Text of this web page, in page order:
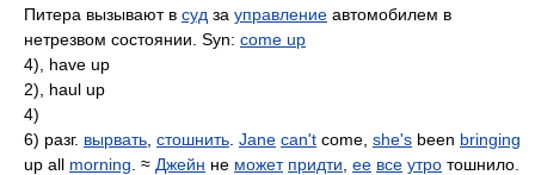
Питера вызывают в суд за управление автомобилем в
нетрезвом состоянии. Syn: come up
4), have up
2), haul up
4)
6) разг. вырвать стошнить Jane can't come, she's been bringing
up all morning . ≈ Джейн не может придти ее все утро тошнило.